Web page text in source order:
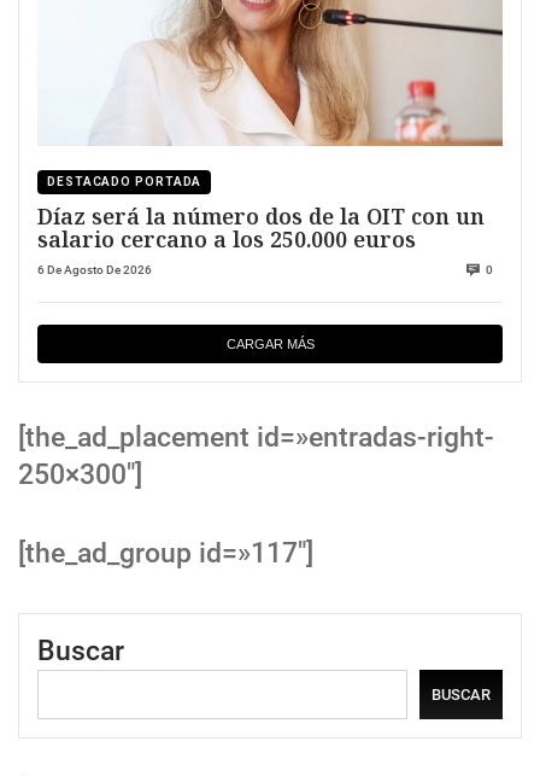
DESTACADO PORTADA
Díaz será la número dos de la OIT con un
salario cercano a los 250.000 euros
6 De Agosto De 2026 0
CARGAR MÁS
[the_ad_placement id=»entradas-right-
250×300″]
[the_ad_group id=»117″]
Buscar
BUSCAR